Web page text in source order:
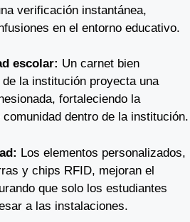
verificación instantánea,
en el entorno educativo.
escolar: Un carnet bien
la institución proyecta una
fortaleciendo la
dentro de la institución.
Los elementos personalizados,
y chips RFID, mejoran el
que solo los estudiantes
a las instalaciones.